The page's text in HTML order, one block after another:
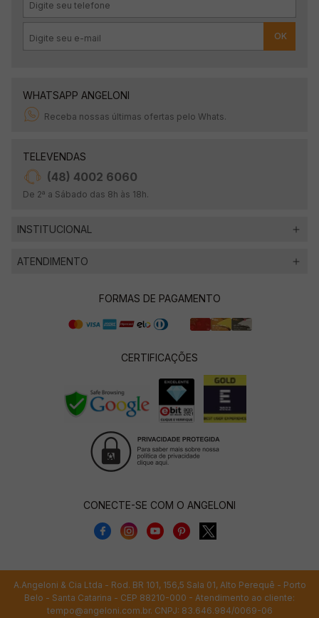
OK
WHATSAPP ANGELONI
Receba nossas últimas ofertas pelo Whats.
TELEVENDAS
(48) 4002 6060
De 2ª a Sábado das 8h às 18h.
INSTITUCIONAL
ATENDIMENTO
FORMAS DE PAGAMENTO
CERTIFICAÇÕES
CONECTE-SE COM O ANGELONI
A.Angeloni & Cia Ltda - Rod. BR 101, 156,5 Sala 01, Alto Perequê - Porto
Belo - Santa Catarina - CEP 88210-000 - Atendimento ao cliente:
tempo@angeloni.com.br. CNPJ: 83.646.984/0069-06